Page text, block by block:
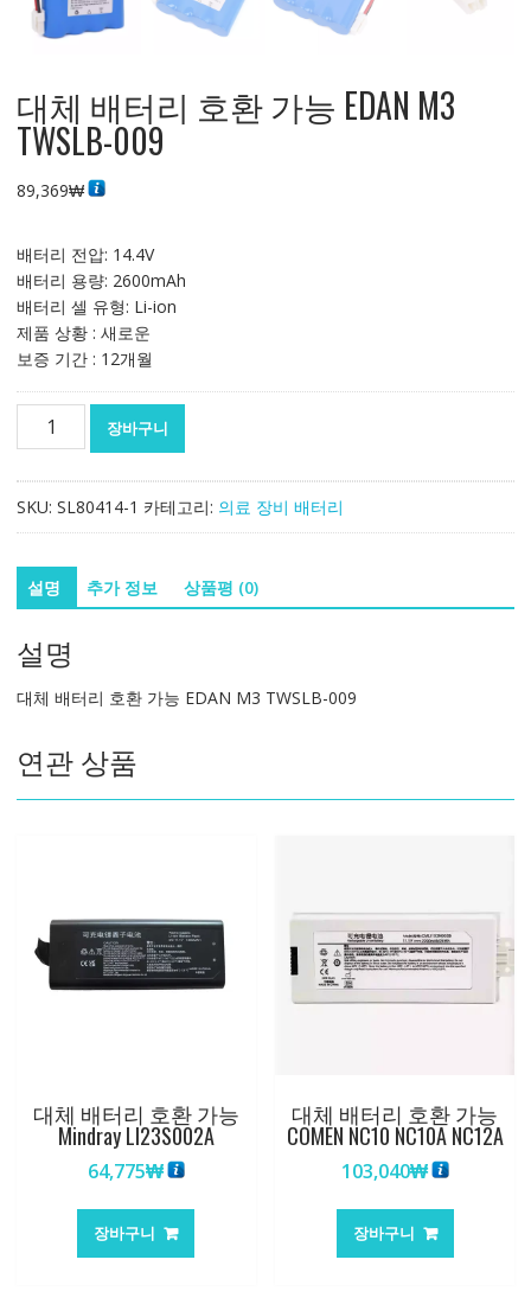
대체 배터리 호환 가능 EDAN M3
TWSLB-009
89,369₩
배터리 전압: 14.4V
배터리 용량: 2600mAh
배터리 셀 유형: Li-ion
제품 상황 : 새로운
보증 기간 : 12개월
리
환
가
EDAN
TWSLB-
수
량
장바구니
SKU: SL80414-1 카테고리: 의료 장비 배터리
설명 추가 정보 상품평 (0)
설명
대체 배터리 호환 가능 EDAN M3 TWSLB-009
연관 상품
대체 배터리 호환 가능
Mindray LI23S002A
64,775₩
장바구니
대체 배터리 호환 가능
COMEN NC10 NC10A NC12A
103,040₩
장바구니